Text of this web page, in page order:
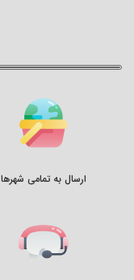
ارسال به تمامی شهرها